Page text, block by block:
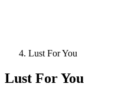
Lust For You
Lust For You